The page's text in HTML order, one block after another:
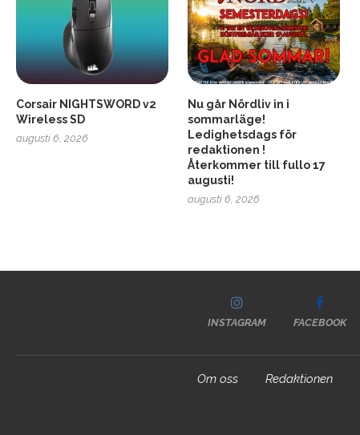
Corsair NIGHTSWORD v2
Wireless SD
augusti 6, 2026
Nu går Nördliv in i
sommarläge!
Ledighetsdags för
redaktionen !
Återkommer till fullo 17
augusti!
augusti 6, 2026
INSTAGRAM FACEBOOK
Om oss Redaktionen